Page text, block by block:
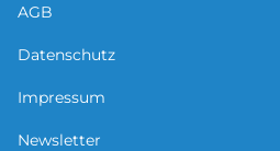
AGB
Datenschutz
Impressum
Newsletter